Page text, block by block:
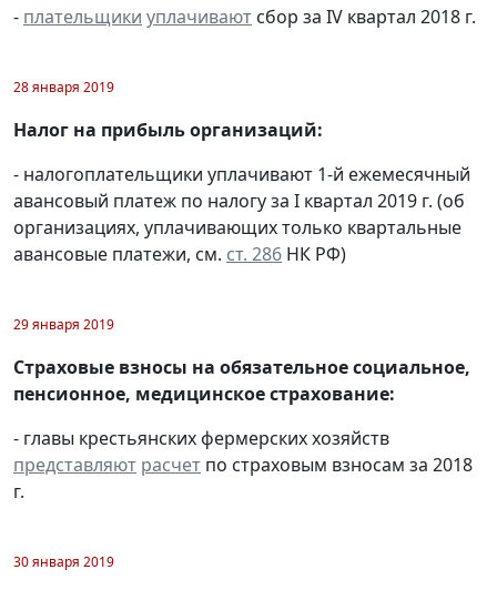
- плательщики уплачивают сбор за IV квартал 2018 г.
28 января 2019
Налог на прибыль организаций:
- налогоплательщики уплачивают 1-й ежемесячный
авансовый платеж по налогу за I квартал 2019 г. (об
организациях, уплачивающих только квартальные
авансовые платежи, см. ст. 286 НК РФ)
29 января 2019
Страховые взносы на обязательное социальное,
пенсионное, медицинское страхование:
- главы крестьянских фермерских хозяйств
представляют расчет по страховым взносам за 2018
г.
30 января 2019